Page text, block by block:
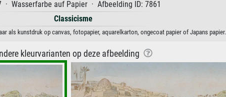
· Wasserfarbe auf Papier · Afbeelding ID: 7861
Classicisme
als kunstdruk op canvas, fotopapier, aquarelkarton, ongecoat papier of Japans papier.
kleurvarianten op deze afbeelding